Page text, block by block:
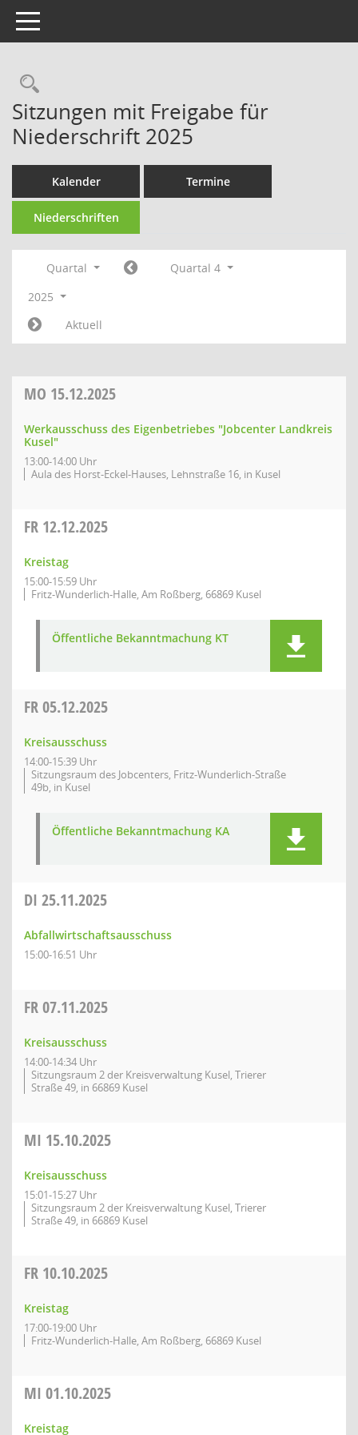
Toggle navigation
Rechercheauswahl
Sitzungen mit Freigabe für
Niederschrift 2025
Kalender Termine
Niederschriften
Quartal
Quartal 4
2025
Aktuell
MO 15.12.2025
Werkausschuss des Eigenbetriebes "Jobcenter Landkreis
Kusel"
13:00-14:00 Uhr
Aula des Horst-Eckel-Hauses, Lehnstraße 16, in Kusel
FR 12.12.2025
Kreistag
15:00-15:59 Uhr
Fritz-Wunderlich-Halle, Am Roßberg, 66869 Kusel
Öffentliche Bekanntmachung KT
FR05.12.2025
Kreisausschuss
14:00-15:39 Uhr
Sitzungsraum des Jobcenters, Fritz-Wunderlich-Straße
49b, in Kusel
Öffentliche Bekanntmachung KA
DI 25.11.2025
Abfallwirtschaftsausschuss
15:00-16:51 Uhr
FR07.11.2025
Kreisausschuss
14:00-14:34 Uhr
Sitzungsraum 2 der Kreisverwaltung Kusel, Trierer
Straße 49, in 66869 Kusel
MI 15.10.2025
Kreisausschuss
15:01-15:27 Uhr
Sitzungsraum 2 der Kreisverwaltung Kusel, Trierer
Straße 49, in 66869 Kusel
FR 10.10.2025
Kreistag
17:00-19:00 Uhr
Fritz-Wunderlich-Halle, Am Roßberg, 66869 Kusel
MI 01.10.2025
Kreistag